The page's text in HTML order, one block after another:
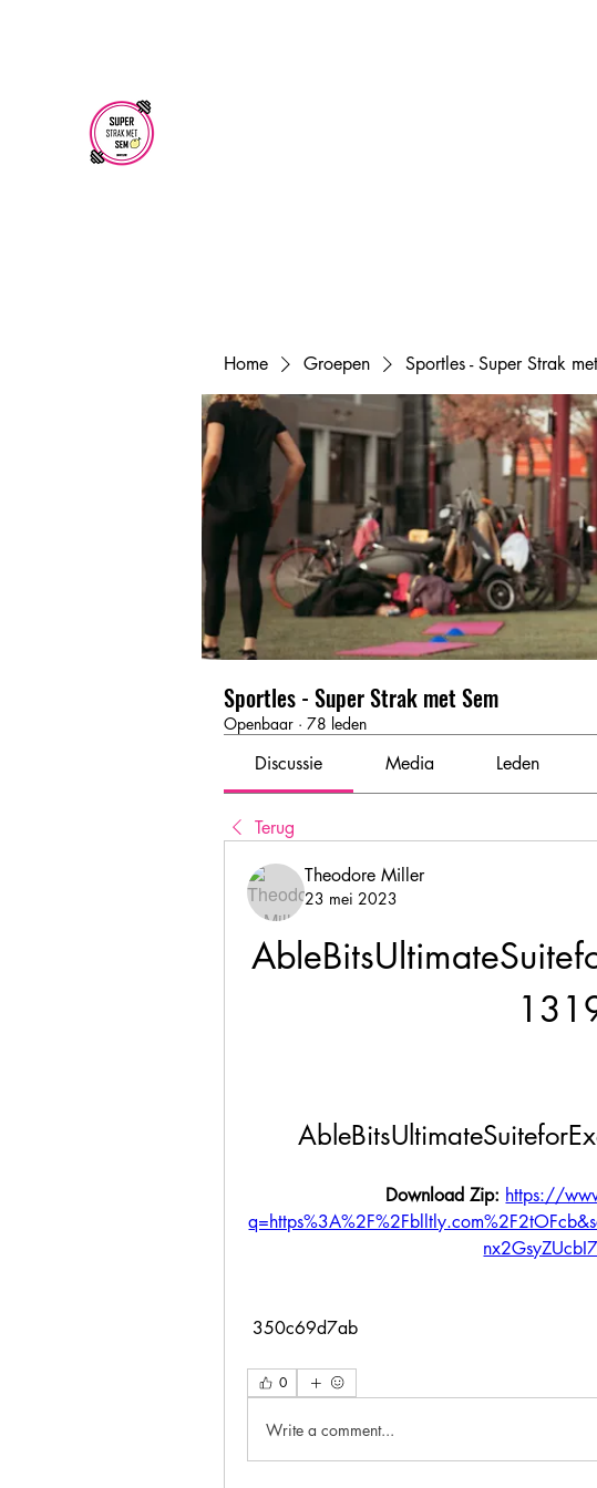
Home Groepen Sportles - Super Strak
Sportles - Super Strak met Sem
Openbaar · 78 leden
Discussie Media Leden
Terug
Theodore Miller
23 mei 2023
Download Zip: https://
350c69d7ab
0
Write a comment...